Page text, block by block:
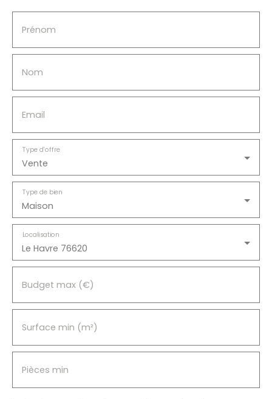
Prénom
Nom
Email
Vente
Type d'offre
Maison
Type de bien
Le Havre 76620
Localisation
Budget max (€)
Surface min (m²)
Pièces min